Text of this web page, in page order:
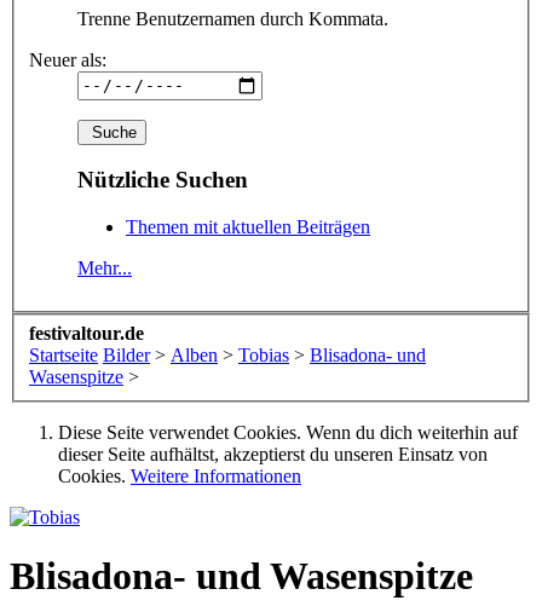
Trenne Benutzernamen durch Kommata.
Neuer als:
Nützliche Suchen
Themen mit aktuellen Beiträgen
Mehr...
festivaltour.de
Startseite Bilder > Alben > Tobias > Blisadona- und
Wasenspitze >
Diese Seite verwendet Cookies. Wenn du dich weiterhin auf
dieser Seite aufhältst, akzeptierst du unseren Einsatz von
Cookies. Weitere Informationen
Blisadona- und Wasenspitze